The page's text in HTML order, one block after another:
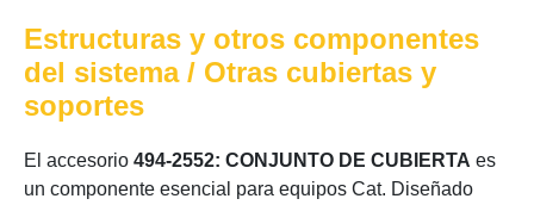
Estructuras y otros componentes
del sistema / Otras cubiertas y
soportes
El accesorio 494-2552: CONJUNTO DE CUBIERTA es
un componente esencial para equipos Cat. Diseñado